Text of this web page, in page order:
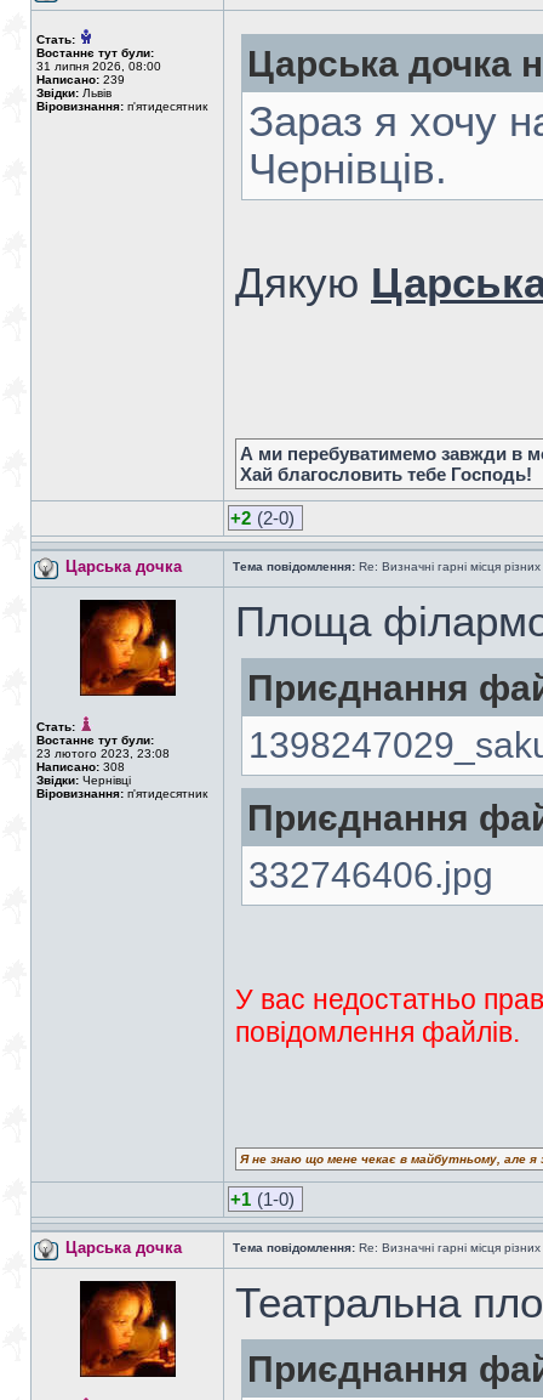
Стать:
Востаннє тут були:
31 липня 2026, 08:00
Написано: 239
Звідки: Львів
Віровизнання: п'ятидесятник
Царська дочка
Зараз я хочу
Чернівців.
Дякую
А ми перебуватимемо завжди в
Хай благословить тебе Господь!
+2 (2-0)
Царська дочка Тема повідомлення: Re: Визначні гарні місця
Стать:
Востаннє тут були:
23 лютого 2023, 23:08
Написано: 308
Звідки: Чернівці
Віровизнання: п'ятидесятник
Площа
Приєднання
Приєднання
332746406.jpg
У вас недостатньо
повідомлення файлів.
Я не знаю що мене чекає в майбутньому, але
+1 (1-0)
Царська дочка Тема повідомлення: Re: Визначні гарні місця
Театральна
Приєднання